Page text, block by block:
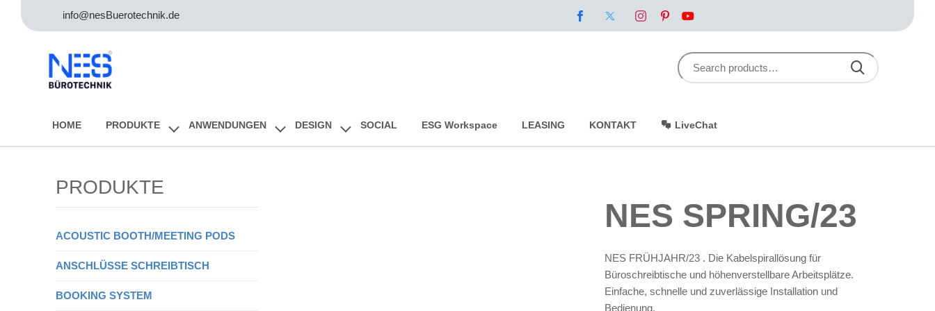
info@nesBuerotechnik.de
Search for:
SEARCH
to
content
HOME PRODUKTE ANWENDUNGEN DESIGN SOCIAL ESG Workspace LEASING KONTAKT LiveChat
NES SPRING/23
NES FRÜHJAHR/23 . Die Kabelspirallösung für
Büroschreibtische und höhenverstellbare Arbeitsplätze.
Einfache, schnelle und zuverlässige Installation und
Bedienung.
PRODUKTE
ACOUSTIC BOOTH/MEETING PODS
ANSCHLÜSSE SCHREIBTISCH
BOOKING SYSTEM